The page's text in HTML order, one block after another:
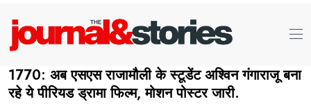
1770: अब एसएस राजामौली के स्टूडेंट अश्विन गंगाराजू बना
रहे ये पीरियड ड्रामा फिल्म, मोशन पोस्टर जारी.